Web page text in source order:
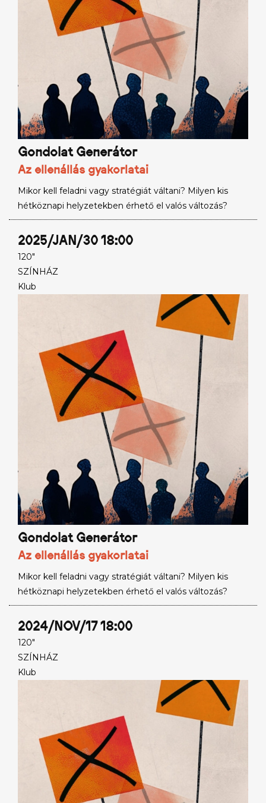
Gondolat Generátor
Az ellenállás gyakorlatai
Mikor kell feladni vagy stratégiát váltani? Milyen kis
hétköznapi helyzetekben érhető el valós változás?
2025/JAN/30 18:00
120"
SZÍNHÁZ
Klub
Gondolat Generátor
Az ellenállás gyakorlatai
Mikor kell feladni vagy stratégiát váltani? Milyen kis
hétköznapi helyzetekben érhető el valós változás?
2024/NOV/17 18:00
120"
SZÍNHÁZ
Klub